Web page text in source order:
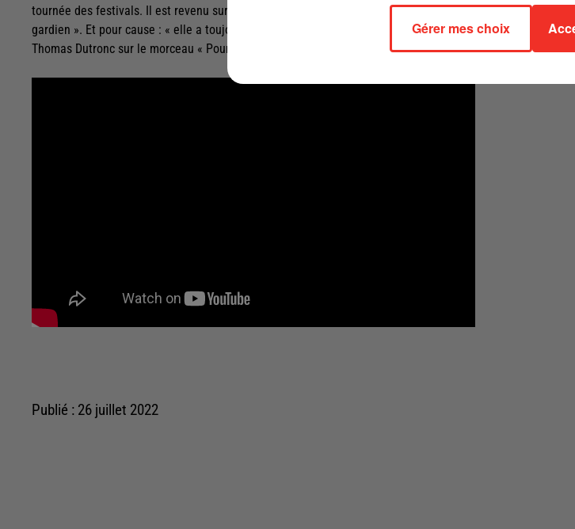
tournée des festivals. Il est revenu sur sa relation avec Françoise Hardy, qu'il n'hésite pas à considérer «
gardien ». Et pour cause : « elle a toujours cru en [lui], depuis le début ». Le chanteur a rappelé qu'il avait
Thomas Dutronc sur le morceau « Pourquoi vous ? ». L'occasion de réécouter cette chanson !
Publié : 26 juillet 2022
Gérer mes choix